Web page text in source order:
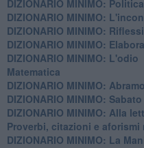
DIZIONARIO MINIMO: Politica
DIZIONARIO MINIMO:
DIZIONARIO MINIMO:
DIZIONARIO MINIMO:
DIZIONARIO MINIMO: L'odio
​Matematica
DIZIONARIO MINIMO: Abramo
DIZIONARIO MINIMO: Sabato
​DIZIONARIO MINIMO: Alla
Proverbi, citazioni e aforismi
DIZIONARIO MINIMO: La